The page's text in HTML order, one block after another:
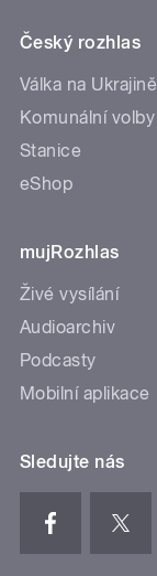
Český rozhlas
Válka na Ukrajině
Komunální volby
Stanice
eShop
mujRozhlas
Živé vysílání
Audioarchiv
Podcasty
Mobilní aplikace
Sledujte nás